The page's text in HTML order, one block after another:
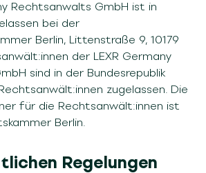
Rechtsanwalts GmbH ist in
bei der
Berlin, Littenstraße 9, 10179
der LEXR Germany
sind in der Bundesrepublik
zugelassen. Die
für die Rechtsanwält:innen ist
Berlin.
Regelungen